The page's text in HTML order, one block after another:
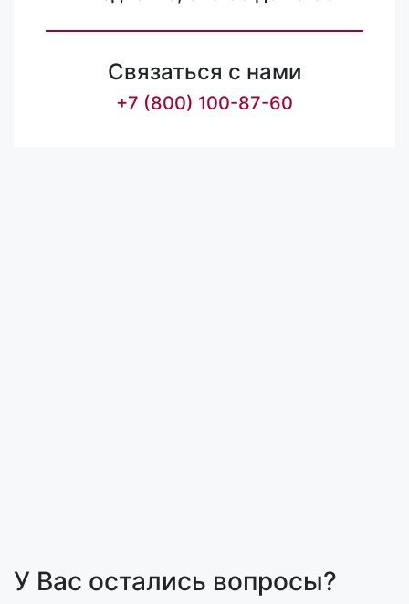
Связаться с нами
+7 (800) 100-87-60
У Вас остались вопросы?